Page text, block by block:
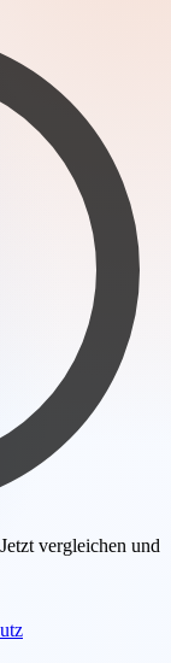
vergleichen und